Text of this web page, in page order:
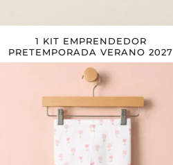
1 KIT EMPRENDEDOR
PRETEMPORADA VERANO 2027